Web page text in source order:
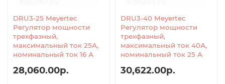
DRU3-25 Meyertec
Регулятор мощности
трехфазный,
максимальный ток 25А,
номинальный ток 16 А
28,060.00р.
DRU3-40 Meyertec
Регулятор мощности
трехфазный,
максимальный ток 40А,
номинальный ток 25 А
30,622.00р.